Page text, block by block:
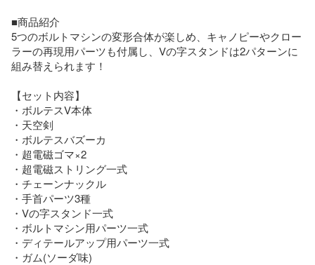
■商品紹介
5つのボルトマシンの変形合体が楽しめ、キャノピーやクロー
ラーの再現用パーツも付属し、Vの字スタンドは2パターンに
組み替えられます！
【セット内容】
・ボルテスV本体
・天空剣
・ボルテスバズーカ
・超電磁ゴマ×2
・超電磁ストリング一式
・チェーンナックル
・手首パーツ3種
・Vの字スタンド一式
・ボルトマシン用パーツ一式
・ディテールアップ用パーツ一式
・ガム(ソーダ味)